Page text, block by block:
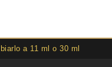
a 11 ml o 30 ml